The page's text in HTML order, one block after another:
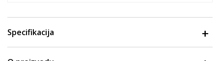
Specifikacija